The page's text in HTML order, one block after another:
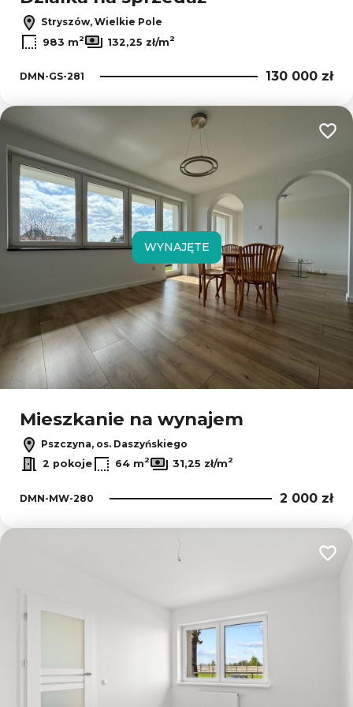
Stryszów, Wielkie Pole
983 m2 132,25 zł/m2
DMN-GS-281 130 000 zł
WYNAJĘTE
Mieszkanie na wynajem
Pszczyna, os. Daszyńskiego
2 pokoje
64 m2 31,25 zł/m2
DMN-MW-280 2 000 zł